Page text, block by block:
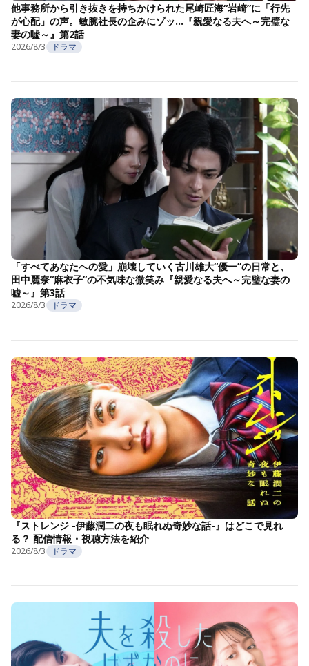
他事務所から引き抜きを持ちかけられた尾崎匠海“岩崎”に「行先
が心配」の声。敏腕社長の企みにゾッ…『親愛なる夫へ～完璧な
妻の嘘～』第2話
2026/8/3 ドラマ
「すべてあなたへの愛」崩壊していく古川雄大“優一”の日常と、
田中麗奈“麻衣子”の不気味な微笑み『親愛なる夫へ～完璧な妻の
嘘～』第3話
2026/8/3 ドラマ
『ストレンジ -伊藤潤二の夜も眠れぬ奇妙な話-』はどこで見れ
る？ 配信情報・視聴方法を紹介
2026/8/3 ドラマ